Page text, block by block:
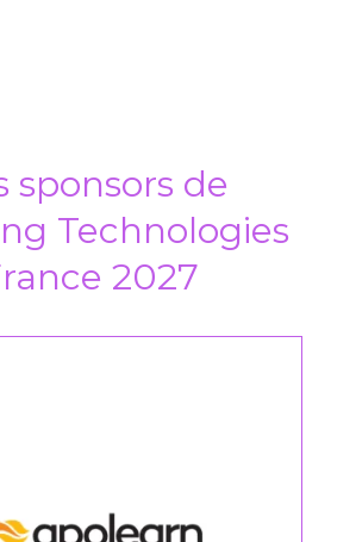
sponsors de
Technologies
2027